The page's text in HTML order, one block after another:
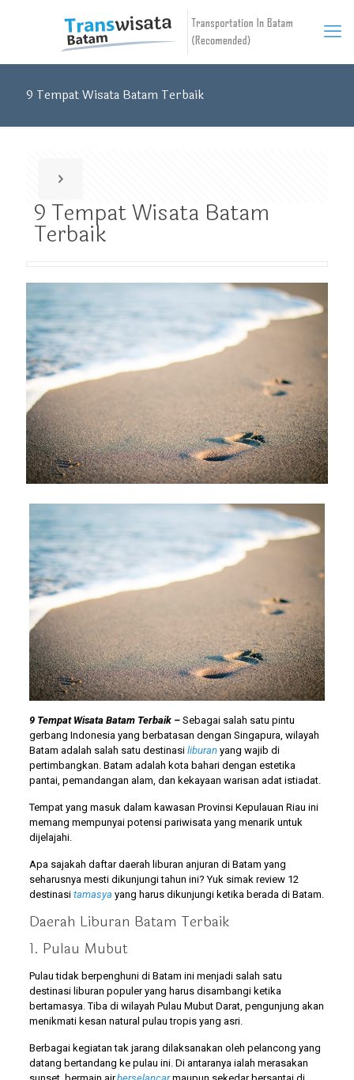
9 Tempat Wisata Batam Terbaik
9 Tempat Wisata Batam
Terbaik
9 Tempat Wisata Batam Terbaik –Sebagai salah satu pintu
gerbang Indonesia yang berbatasan dengan Singapura, wilayah
Batam adalah salah satu destinasi liburanyang wajib di
pertimbangkan. Batam adalah kota bahari dengan estetika
pantai, pemandangan alam, dan kekayaan warisan adat istiadat.
Tempat yang masuk dalam kawasan Provinsi Kepulauan Riau ini
memang mempunyai potensi pariwisata yang menarik untuk
dijelajahi.
Apa sajakah daftar daerah liburan anjuran di Batam yang
seharusnya mesti dikunjungi tahun ini? Yuk simak review 12
destinasitamasya yang harus dikunjungi ketika berada di Batam.
Daerah Liburan Batam Terbaik
1. Pulau Mubut
Pulau tidak berpenghuni di Batam ini menjadi salah satu
destinasi liburan populer yang harus disambangi ketika
bertamasya. Tiba di wilayah Pulau Mubut Darat, pengunjung akan
menikmati kesan natural pulau tropis yang asri.
Berbagai kegiatan tak jarang dilaksanakan oleh pelancong yang
datang bertandang ke pulau ini. Di antaranya ialah merasakan